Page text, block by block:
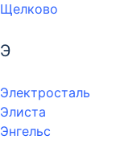
Щелково
Э
Электросталь
Элиста
Энгельс